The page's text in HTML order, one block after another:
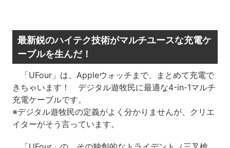
最新鋭のハイテク技術がマルチユースな充電ケ
ーブルを生んだ！
「UFour」は、Appleウォッチまで、まとめて充電で
きちゃいます！ デジタル遊牧民に最適な4-in-1マルチ
充電ケーブルです。
※デジタル遊牧民の定義がよく分かりませんが、クリエ
イターがそう言っています。